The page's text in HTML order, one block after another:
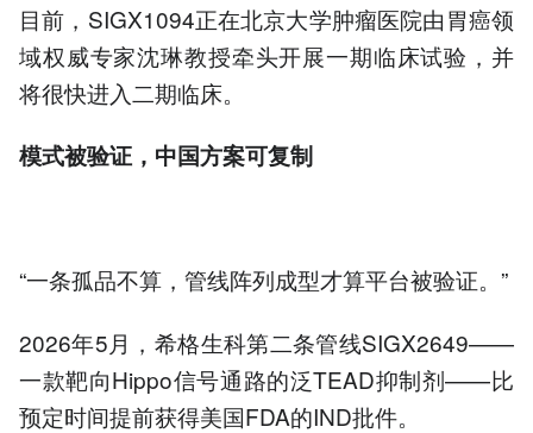
目前，SIGX1094正在北京大学肿瘤医院由胃癌领
域权威专家沈琳教授牵头开展一期临床试验，并
将很快进入二期临床。
模式被验证，中国方案可复制
“一条孤品不算，管线阵列成型才算平台被验证。”
2026年5月，希格生科第二条管线SIGX2649——
一款靶向Hippo信号通路的泛TEAD抑制剂——比
预定时间提前获得美国FDA的IND批件。